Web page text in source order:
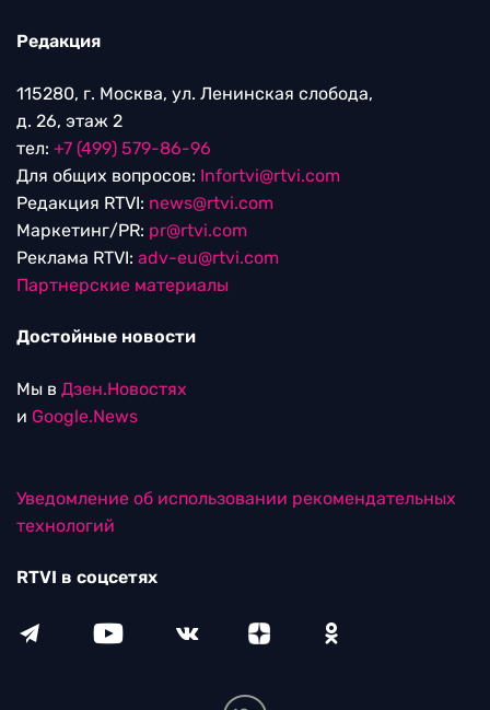
Редакция
115280, г. Москва, ул. Ленинская слобода,
д. 26, этаж 2
тел: +7 (499) 579-86-96
Для общих вопросов: Infortvi@rtvi.com
Редакция RTVI: news@rtvi.com
Маркетинг/PR: pr@rtvi.com
Реклама RTVI: adv-eu@rtvi.com
Партнерские материалы
Достойные новости
Мы в Дзен.Новостях
и Google.News
Уведомление об использовании рекомендательных
технологий
RTVI в соцсетях